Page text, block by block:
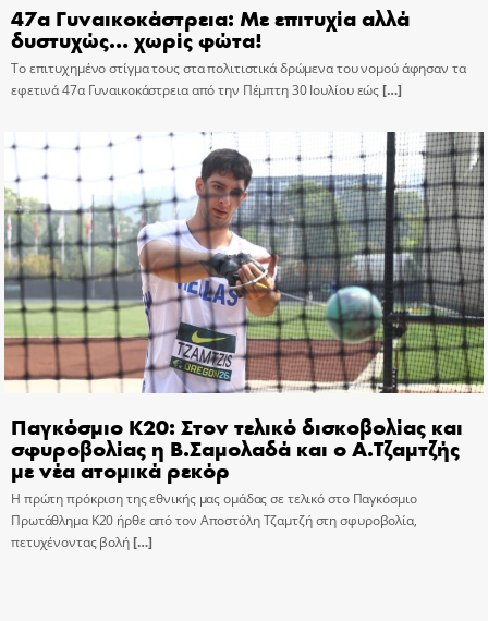
47α Γυναικοκάστρεια: Με επιτυχία αλλά
δυστυχώς… χωρίς φώτα!
Το επιτυχημένο στίγμα τους στα πολιτιστικά δρώμενα του νομού άφησαν τα
εφετινά 47α Γυναικοκάστρεια από την Πέμπτη 30 Ιουλίου εώς[…]
Παγκόσμιο Κ20: Στον τελικό δισκοβολίας και
σφυροβολίας η Β.Σαμολαδά και ο Α.Τζαμτζής
με νέα ατομικά ρεκόρ
Η πρώτη πρόκριση της εθνικής μας ομάδας σε τελικό στο Παγκόσμιο
Πρωτάθλημα Κ20 ήρθε από τον Αποστόλη Τζαμτζή στη σφυροβολία,
πετυχένοντας βολή[…]